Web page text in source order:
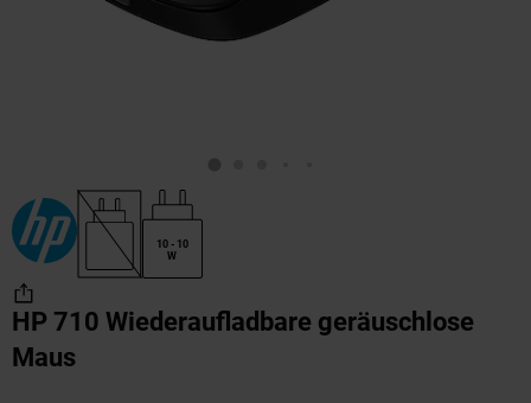
10 - 10
W
HP 710 Wiederaufladbare geräuschlose
Maus